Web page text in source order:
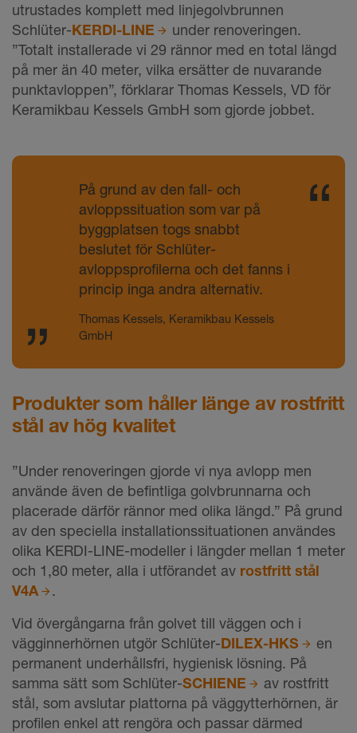
utrustades komplett med linjegolvbrunnen
Schlüter-KERDI-LINE
under renoveringen.
”Totalt installerade vi 29 rännor med en total längd
på mer än 40 meter, vilka ersätter de nuvarande
punktavloppen”, förklarar Thomas Kessels, VD för
Keramikbau Kessels GmbH som gjorde jobbet.
På grund av den fall- och
avloppssituation som var på
byggplatsen togs snabbt
beslutet för Schlüter-
avloppsprofilerna och det fanns i
princip inga andra alternativ.
Thomas Kessels, Keramikbau Kessels
GmbH
Produkter som håller länge av rostfritt
stål av hög kvalitet
”Under renoveringen gjorde vi nya avlopp men
använde även de befintliga golvbrunnarna och
placerade därför rännor med olika längd.” På grund
av den speciella installationssituationen användes
olika KERDI-LINE-modeller i längder mellan 1 meter
och 1,80 meter, alla i utförandet av rostfritt stål
V4A
.
Vid övergångarna från golvet till väggen och i
vägginnerhörnen utgör Schlüter-DILEX-HKS
en
permanent underhållsfri, hygienisk lösning. På
samma sätt som Schlüter-SCHIENE
av rostfritt
stål, som avslutar plattorna på väggytterhörnen, är
profilen enkel att rengöra och passar därmed